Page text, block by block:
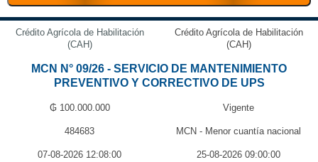
Crédito Agrícola de Habilitación
(CAH)
Crédito Agrícola de Habilitación
(CAH)
MCN N° 09/26 - SERVICIO DE MANTENIMIENTO
PREVENTIVO Y CORRECTIVO DE UPS
₲ 100.000.000 Vigente
484683 MCN - Menor cuantía nacional
07-08-2026 12:08:00 25-08-2026 09:00:00